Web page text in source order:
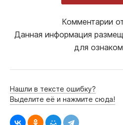
Комментарии
Данная информация
для
Нашли в тексте ошибку?
Выделите её и нажмите сюда!